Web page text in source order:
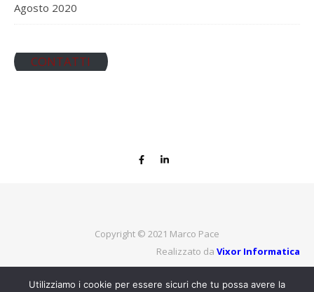
Agosto 2020
CONTATTI
Copyright © 2021 Marco Pace
Realizzato da Vixor Informatica
Utilizziamo i cookie per essere sicuri che tu possa avere la